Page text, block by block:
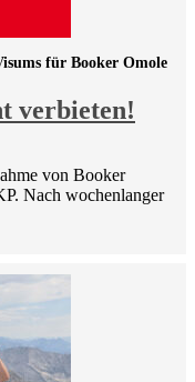
verbieten!
für Booker Omole
von Booker
Nach wochenlanger